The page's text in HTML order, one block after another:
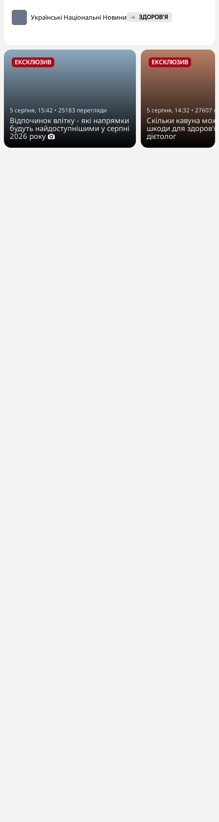
Українські Національні Новини ЗДОРОВ'Я
ЕКСКЛЮЗИВ
5 серпня, 15:42 • 25183 перегляди
Відпочинок влітку - які напрямки
будуть найдоступнішими у серпні
2026 року
ЕКСКЛЮЗИВ
5 серпня, 14:32 • 27607
Скільки кавуна
шкоди для
дієтолог